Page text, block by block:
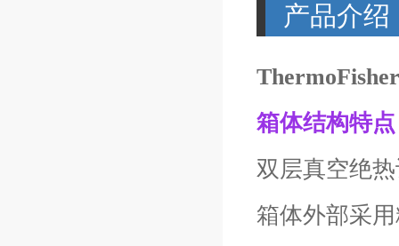
产品介绍
箱体结构特点
双层真空绝
箱体外部采